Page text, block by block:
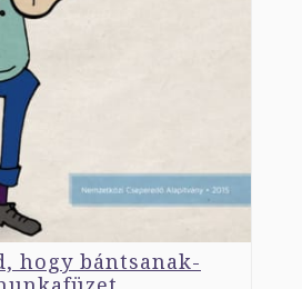
hogy bántsanak-